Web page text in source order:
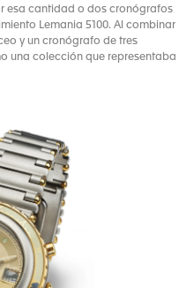
esa cantidad o dos cronógrafos
Lemania 5100. Al combinar
y un cronógrafo de tres
una colección que representaba